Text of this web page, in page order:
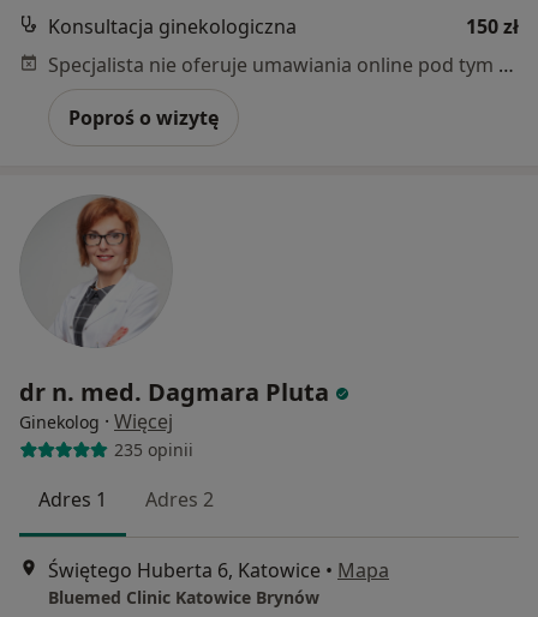
Konsultacja ginekologiczna
150 zł
Specjalista nie oferuje umawiania online pod tym adresem.
Poproś o wizytę
dr n. med. Dagmara Pluta
Ginekolog · Więcej
235 opinii
Adres 1 Adres 2
Świętego Huberta 6, Katowice • Mapa
Bluemed Clinic Katowice Brynów